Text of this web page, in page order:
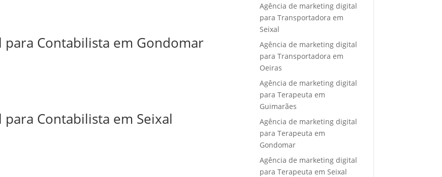
Contabilista em Gondomar
Contabilista em Seixal
Agência de marketing digital
para Transportadora em
Seixal
Agência de marketing digital
para Transportadora em
Oeiras
Agência de marketing digital
para Terapeuta em
Guimarães
Agência de marketing digital
para Terapeuta em
Gondomar
Agência de marketing digital
para Terapeuta em Seixal